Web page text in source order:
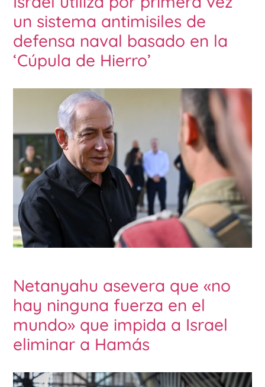
un sistema antimisiles de
defensa naval basado en la
‘Cúpula de Hierro’
Netanyahu asevera que «no
hay ninguna fuerza en el
mundo» que impida a Israel
eliminar a Hamás